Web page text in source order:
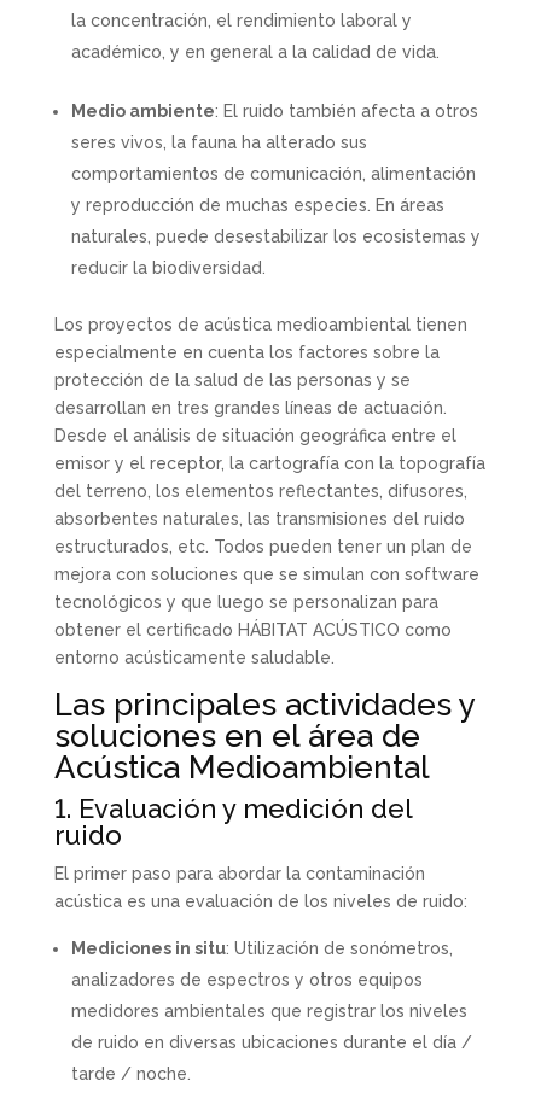
la concentración, el rendimiento laboral y
académico, y en general a la calidad de vida.
Medio ambiente: El ruido también afecta a otros
seres vivos, la fauna ha alterado sus
comportamientos de comunicación, alimentación
y reproducción de muchas especies. En áreas
naturales, puede desestabilizar los ecosistemas y
reducir la biodiversidad.
Los proyectos de acústica medioambiental tienen
especialmente en cuenta los factores sobre la
protección de la salud de las personas y se
desarrollan en tres grandes líneas de actuación.
Desde el análisis de situación geográfica entre el
emisor y el receptor, la cartografía con la topografía
del terreno, los elementos reflectantes, difusores,
absorbentes naturales, las transmisiones del ruido
estructurados, etc. Todos pueden tener un plan de
mejora con soluciones que se simulan con software
tecnológicos y que luego se personalizan para
obtener el certificado HÁBITAT ACÚSTICO como
entorno acústicamente saludable.
Las principales actividades y
soluciones en el área de
Acústica Medioambiental
1. Evaluación y medición del
ruido
El primer paso para abordar la contaminación
acústica es una evaluación de los niveles de ruido:
Mediciones in situ: Utilización de sonómetros,
analizadores de espectros y otros equipos
medidores ambientales que registrar los niveles
de ruido en diversas ubicaciones durante el día /
tarde / noche.